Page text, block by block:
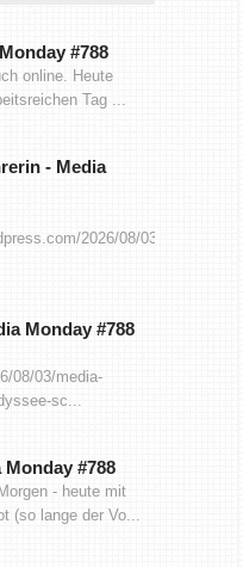
#788
online. Heute
Tag ...
- Media
2026/08/03/media-
Monday #788
08/03/media-
sc...
Monday #788
- heute mit
(so lange der Vo...